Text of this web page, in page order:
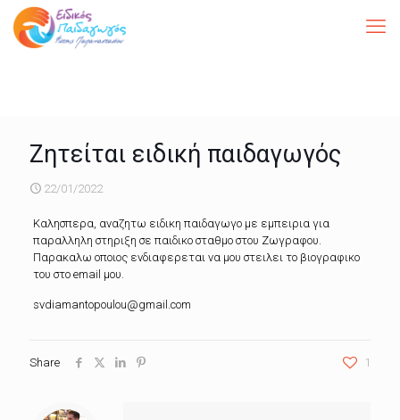
Ζητείται ειδική παιδαγωγός
22/01/2022
Καλησπερα, αναζητω ειδικη παιδαγωγο με εμπειρια για
παραλληλη στηριξη σε παιδικο σταθμο στου Ζωγραφου.
Παρακαλω οποιος ενδιαφερεται να μου στειλει το βιογραφικο
του στο email μου.
svdiamantopoulou@gmail.com
Share 1